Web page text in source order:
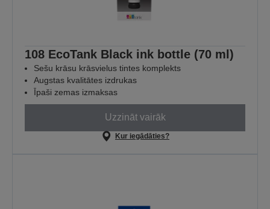
108 EcoTank Black ink bottle (70 ml)
Sešu krāsu krāsvielus tintes komplekts
Augstas kvalitātes izdrukas
Īpaši zemas izmaksas
Uzzināt vairāk
Kur iegādāties?